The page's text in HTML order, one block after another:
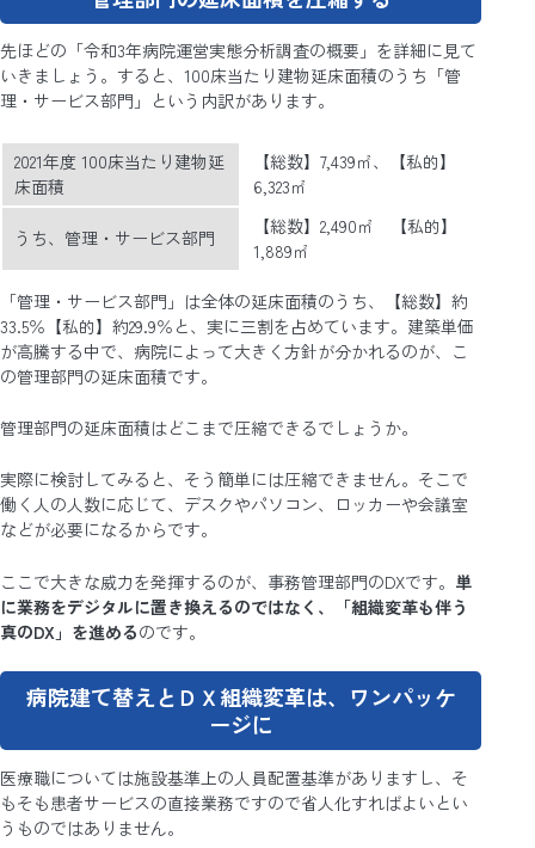
先ほどの「令和3年病院運営実態分析調査の概要」を詳細に見て
いきましょう。すると、100床当たり建物延床面積のうち「管
理・サービス部門」という内訳があります。
2021年度 100床当たり建物延
床面積
【総数】7,439㎡、【私的】
6,323㎡
うち、管理・サービス部門
【総数】2,490㎡ 【私的】
1,889㎡
「管理・サービス部門」は全体の延床面積のうち、【総数】約
33.5％【私的】約29.9％と、実に三割を占めています。建築単価
が高騰する中で、病院によって大きく方針が分かれるのが、こ
の管理部門の延床面積です。
管理部門の延床面積はどこまで圧縮できるでしょうか。
実際に検討してみると、そう簡単には圧縮できません。そこで
働く人の人数に応じて、デスクやパソコン、ロッカーや会議室
などが必要になるからです。
ここで大きな威力を発揮するのが、事務管理部門のDXです。 単
に業務をデジタルに置き換えるのではなく、「組織変革も伴う
真のDX」を進めるのです。
病院建て替えとＤＸ組織変革は、ワンパッケ
ージに
医療職については施設基準上の人員配置基準がありますし、そ
もそも患者サービスの直接業務ですので省人化すればよいとい
うものではありません。